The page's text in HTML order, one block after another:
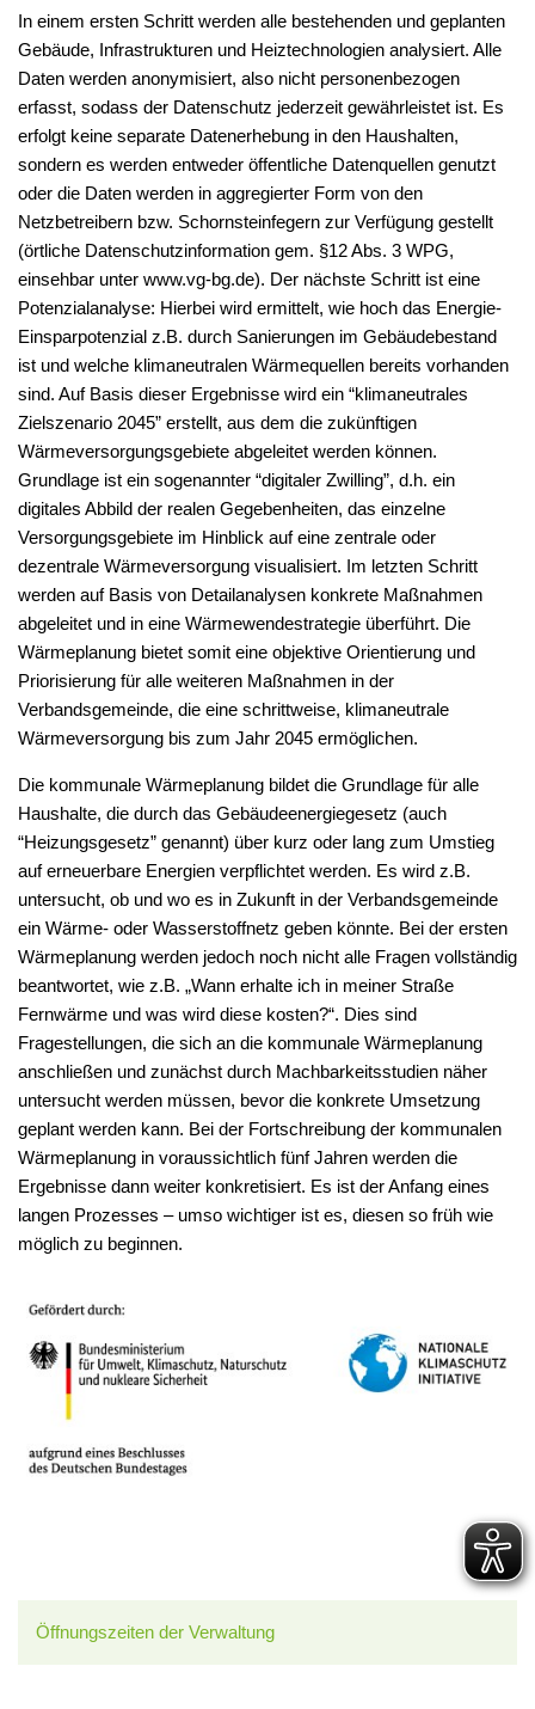
In einem ersten Schritt werden alle bestehenden und geplanten
Gebäude, Infrastrukturen und Heiztechnologien analysiert. Alle
Daten werden anonymisiert, also nicht personenbezogen
erfasst, sodass der Datenschutz jederzeit gewährleistet ist. Es
erfolgt keine separate Datenerhebung in den Haushalten,
sondern es werden entweder öffentliche Datenquellen genutzt
oder die Daten werden in aggregierter Form von den
Netzbetreibern bzw. Schornsteinfegern zur Verfügung gestellt
(örtliche Datenschutzinformation gem. §12 Abs. 3 WPG,
einsehbar unter www.vg-bg.de). Der nächste Schritt ist eine
Potenzialanalyse: Hierbei wird ermittelt, wie hoch das Energie-
Einsparpotenzial z.B. durch Sanierungen im Gebäudebestand
ist und welche klimaneutralen Wärmequellen bereits vorhanden
sind. Auf Basis dieser Ergebnisse wird ein “klimaneutrales
Zielszenario 2045” erstellt, aus dem die zukünftigen
Wärmeversorgungsgebiete abgeleitet werden können.
Grundlage ist ein sogenannter “digitaler Zwilling”, d.h. ein
digitales Abbild der realen Gegebenheiten, das einzelne
Versorgungsgebiete im Hinblick auf eine zentrale oder
dezentrale Wärmeversorgung visualisiert. Im letzten Schritt
werden auf Basis von Detailanalysen konkrete Maßnahmen
abgeleitet und in eine Wärmewendestrategie überführt. Die
Wärmeplanung bietet somit eine objektive Orientierung und
Priorisierung für alle weiteren Maßnahmen in der
Verbandsgemeinde, die eine schrittweise, klimaneutrale
Wärmeversorgung bis zum Jahr 2045 ermöglichen.
Die kommunale Wärmeplanung bildet die Grundlage für alle
Haushalte, die durch das Gebäudeenergiegesetz (auch
“Heizungsgesetz” genannt) über kurz oder lang zum Umstieg
auf erneuerbare Energien verpflichtet werden. Es wird z.B.
untersucht, ob und wo es in Zukunft in der Verbandsgemeinde
ein Wärme- oder Wasserstoffnetz geben könnte. Bei der ersten
Wärmeplanung werden jedoch noch nicht alle Fragen vollständig
beantwortet, wie z.B. „Wann erhalte ich in meiner Straße
Fernwärme und was wird diese kosten?“. Dies sind
Fragestellungen, die sich an die kommunale Wärmeplanung
anschließen und zunächst durch Machbarkeitsstudien näher
untersucht werden müssen, bevor die konkrete Umsetzung
geplant werden kann. Bei der Fortschreibung der kommunalen
Wärmeplanung in voraussichtlich fünf Jahren werden die
Ergebnisse dann weiter konkretisiert. Es ist der Anfang eines
langen Prozesses – umso wichtiger ist es, diesen so früh wie
möglich zu beginnen.
Öffnungszeiten der Verwaltung